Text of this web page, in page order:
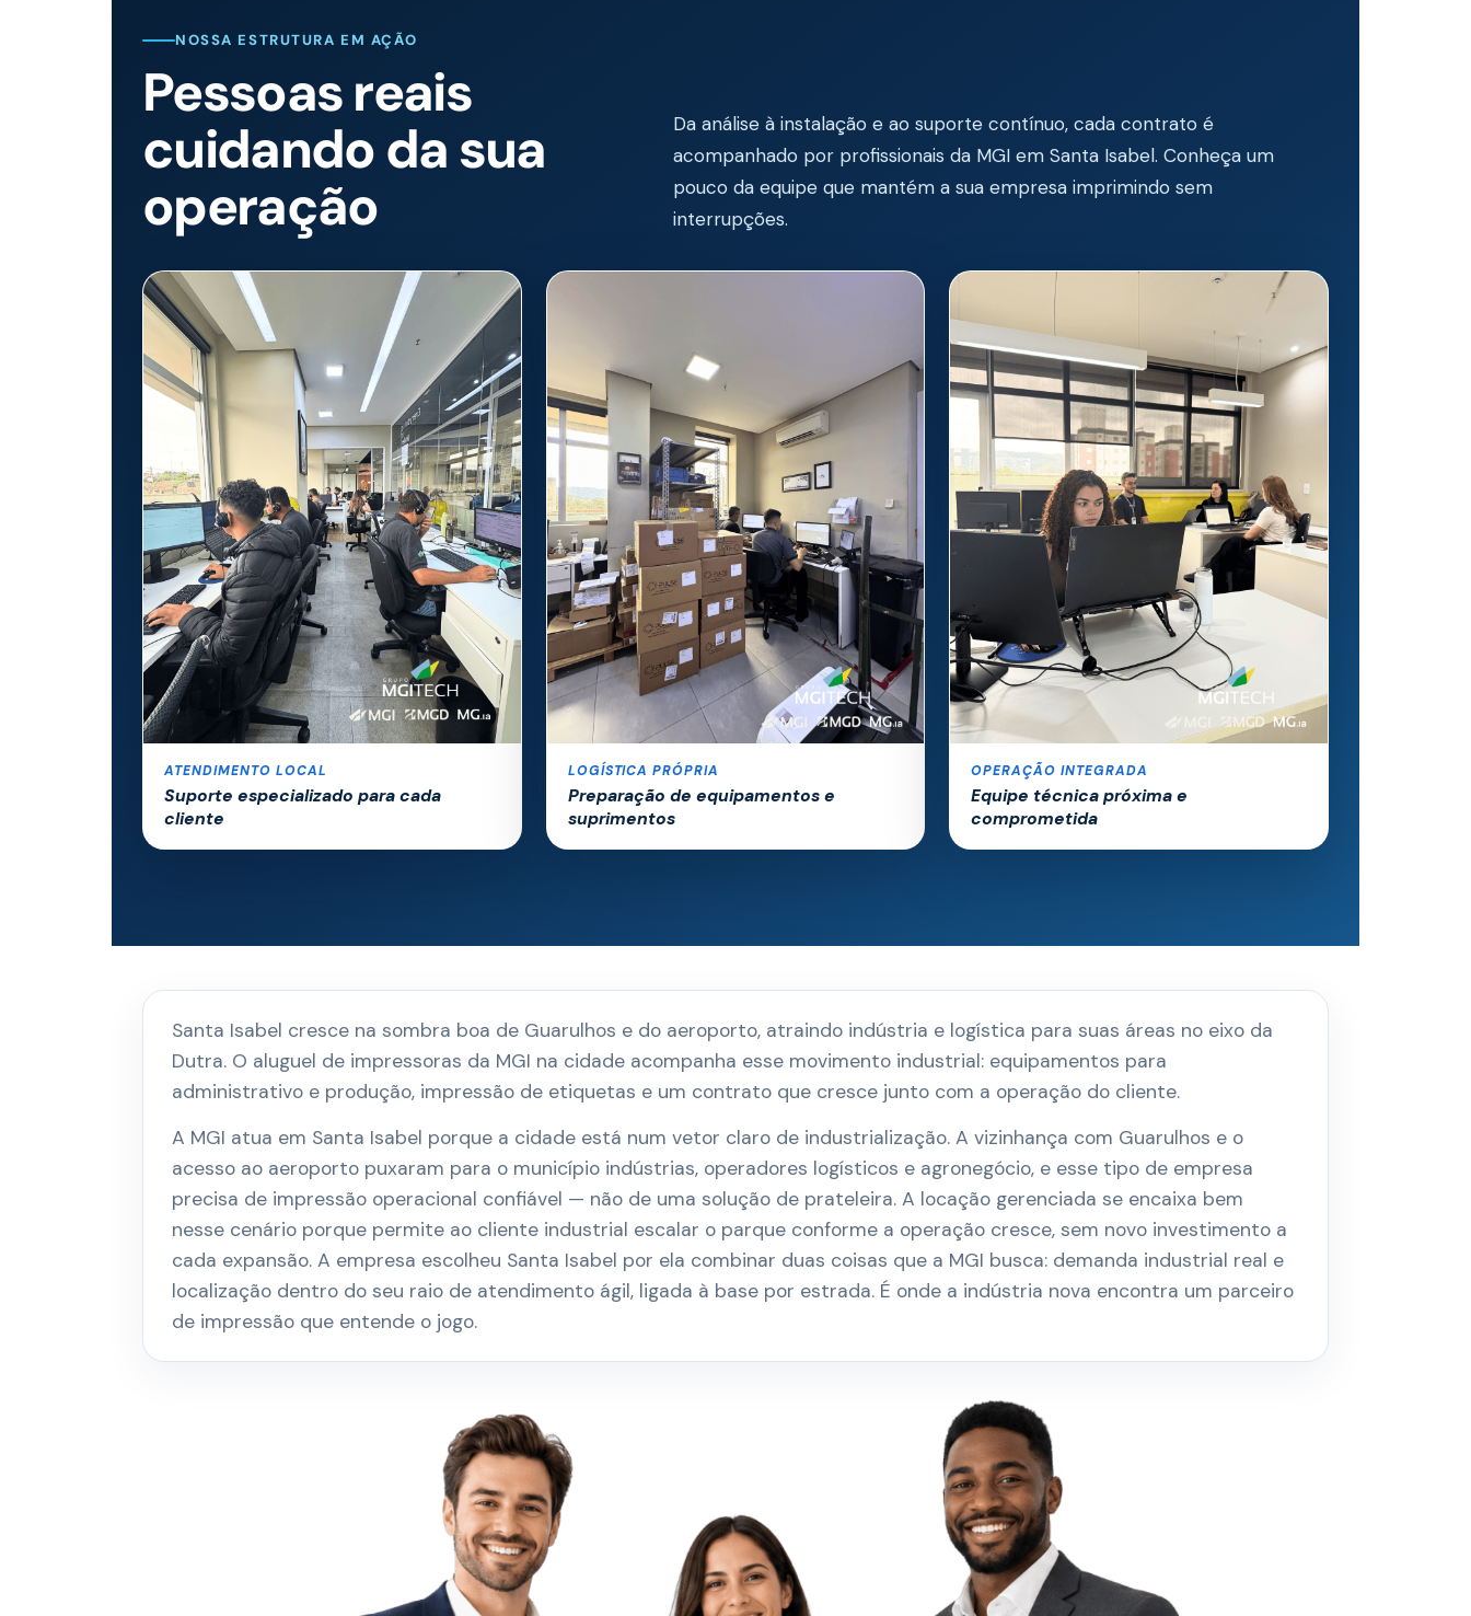
NOSSA ESTRUTURA EM AÇÃO
Pessoas reais
cuidando da sua
operação
Da análise à instalação e ao suporte contínuo, cada contrato é
acompanhado por profissionais da MGI em Santa Isabel. Conheça um
pouco da equipe que mantém a sua empresa imprimindo sem
interrupções.
ATENDIMENTO LOCAL
Suporte especializado para cada
cliente
LOGÍSTICA PRÓPRIA
Preparação de equipamentos e
suprimentos
OPERAÇÃO INTEGRADA
Equipe técnica próxima e
comprometida
Santa Isabel cresce na sombra boa de Guarulhos e do aeroporto, atraindo indústria e logística para suas áreas no eixo da
Dutra. O aluguel de impressoras da MGI na cidade acompanha esse movimento industrial: equipamentos para
administrativo e produção, impressão de etiquetas e um contrato que cresce junto com a operação do cliente.
A MGI atua em Santa Isabel porque a cidade está num vetor claro de industrialização. A vizinhança com Guarulhos e o
acesso ao aeroporto puxaram para o município indústrias, operadores logísticos e agronegócio, e esse tipo de empresa
precisa de impressão operacional confiável — não de uma solução de prateleira. A locação gerenciada se encaixa bem
nesse cenário porque permite ao cliente industrial escalar o parque conforme a operação cresce, sem novo investimento a
cada expansão. A empresa escolheu Santa Isabel por ela combinar duas coisas que a MGI busca: demanda industrial real e
localização dentro do seu raio de atendimento ágil, ligada à base por estrada. É onde a indústria nova encontra um parceiro
de impressão que entende o jogo.